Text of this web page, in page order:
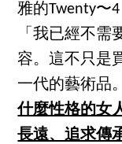
雅的Twenty〜
「我已經不需
容。這不只是
一代的藝術品。
什麼性格的女
長遠、追求傳